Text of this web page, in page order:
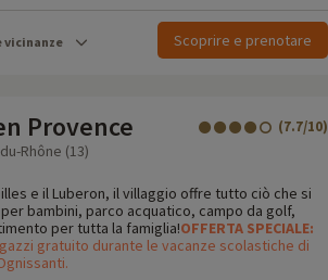
Scoprire e prenotare
Provence (7.7/10)
Rhône (13)
e il Luberon, il villaggio offre tutto ciò che si
bambini, parco acquatico, campo da golf,
per tutta la famiglia!OFFERTA SPECIALE:
gratuito durante le vacanze scolastiche di